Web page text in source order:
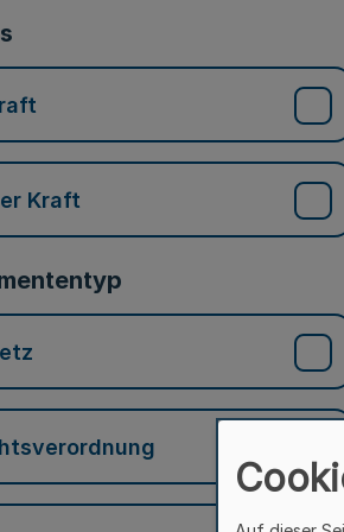
Kraft